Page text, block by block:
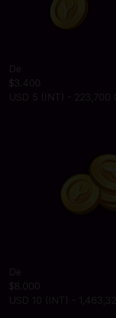
De
$3.400
USD 5 (INT) - 223,700
De
$8.000
USD 10 (INT) -